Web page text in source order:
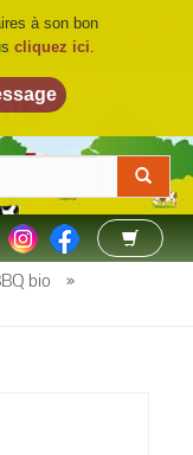
©
bio
»
à son bon
cliquez ici.